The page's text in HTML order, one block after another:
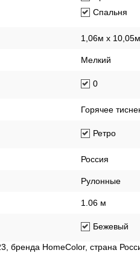
Спальня
1,06м х 10,05м
Мелкий
0
Горячее
Ретро
Россия
Рулонные
1.06 м
Бежевый
бренда HomeColor, страна